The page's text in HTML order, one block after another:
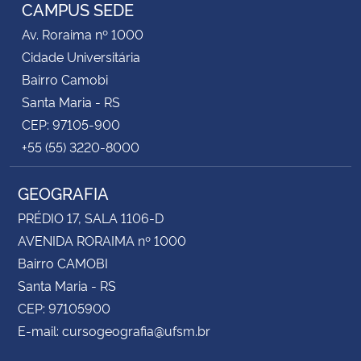
CAMPUS SEDE
Av. Roraima nº 1000
Cidade Universitária
Bairro Camobi
Santa Maria - RS
CEP: 97105-900
+55 (55) 3220-8000
GEOGRAFIA
PRÉDIO 17, SALA 1106-D
AVENIDA RORAIMA nº 1000
Bairro CAMOBI
Santa Maria - RS
CEP: 97105900
E-mail: cursogeografia@ufsm.br